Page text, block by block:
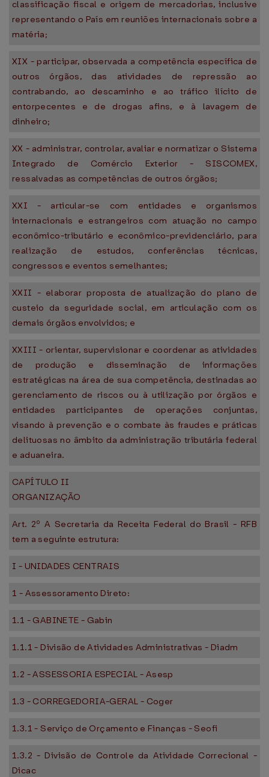
classificação fiscal e origem de mercadorias, inclusive
representando o País em reuniões internacionais sobre a
matéria;
XIX - participar, observada a competência específica de
outros órgãos, das atividades de repressão ao
contrabando, ao descaminho e ao tráfico ilícito de
entorpecentes e de drogas afins, e à lavagem de
dinheiro;
XX - administrar, controlar, avaliar e normatizar o Sistema
Integrado de Comércio Exterior - SISCOMEX,
ressalvadas as competências de outros órgãos;
XXI - articular-se com entidades e organismos
internacionais e estrangeiros com atuação no campo
econômico-tributário e econômico-previdenciário, para
realização de estudos, conferências técnicas,
congressos e eventos semelhantes;
XXII - elaborar proposta de atualização do plano de
custeio da seguridade social, em articulação com os
demais órgãos envolvidos; e
XXIII - orientar, supervisionar e coordenar as atividades
de produção e disseminação de informações
estratégicas na área de sua competência, destinadas ao
gerenciamento de riscos ou à utilização por órgãos e
entidades participantes de operações conjuntas,
visando à prevenção e o combate às fraudes e práticas
delituosas no âmbito da administração tributária federal
e aduaneira.
CAPÍTULO II
ORGANIZAÇÃO
Art. 2º A Secretaria da Receita Federal do Brasil - RFB
tem a seguinte estrutura:
I - UNIDADES CENTRAIS
1 - Assessoramento Direto:
1.1 - GABINETE - Gabin
1.1.1 - Divisão de Atividades Administrativas - Diadm
1.2 - ASSESSORIA ESPECIAL - Asesp
1.3 - CORREGEDORIA-GERAL - Coger
1.3.1 - Serviço de Orçamento e Finanças - Seofi
1.3.2 - Divisão de Controle da Atividade Correcional -
Dicac